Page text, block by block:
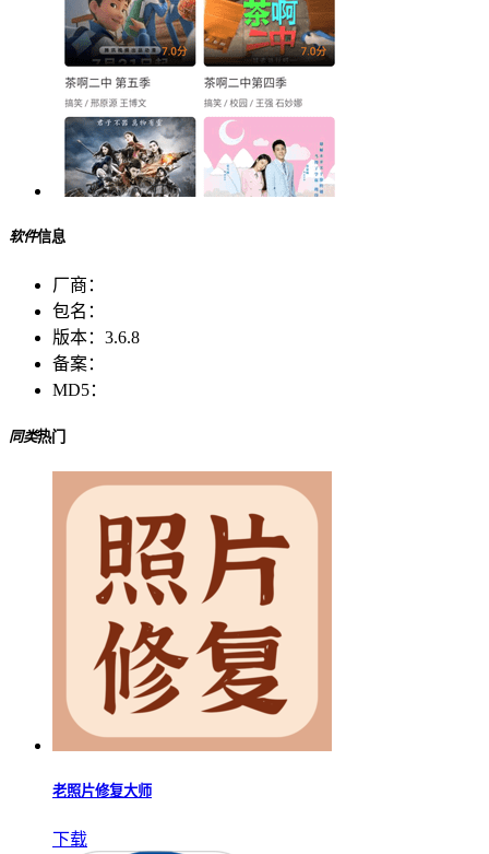
软件信息
厂商：
包名：
版本： 3.6.8
备案：
MD5：
同类热门
老照片修复大师
下载